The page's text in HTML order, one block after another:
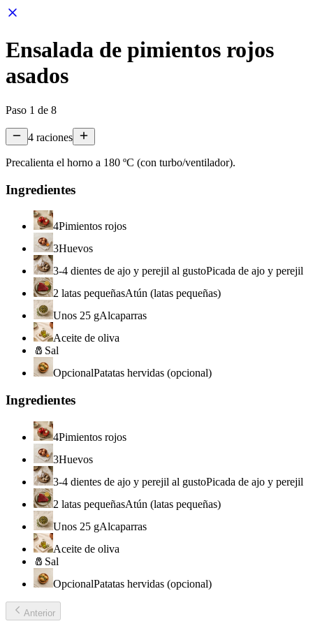
Ensalada de pimientos rojos
asados
Paso 1 de 8
4 raciones
Precalienta el horno a 180 ºC (con turbo/ventilador).
Ingredientes
4Pimientos rojos
3Huevos
3-4 dientes de ajo y perejil al gustoPicada de ajo y perejil
2 latas pequeñasAtún (latas pequeñas)
Unos 25 gAlcaparras
Aceite de oliva
🧂 Sal
OpcionalPatatas hervidas (opcional)
Ingredientes
4Pimientos rojos
3Huevos
3-4 dientes de ajo y perejil al gustoPicada de ajo y perejil
2 latas pequeñasAtún (latas pequeñas)
Unos 25 gAlcaparras
Aceite de oliva
🧂 Sal
OpcionalPatatas hervidas (opcional)
Anterior